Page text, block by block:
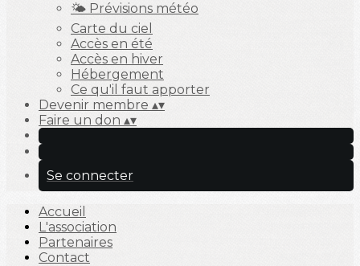
🌤️ Prévisions météo
Carte du ciel
Accès en été
Accès en hiver
Hébergement
Ce qu'il faut apporter
Devenir membre ▴▾
Faire un don ▴▾
Se connecter
Accueil
L'association
Partenaires
Contact